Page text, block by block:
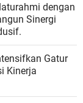
dengan
Sinergi
Gatur
Kinerja